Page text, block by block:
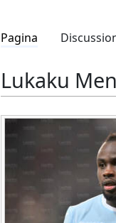
Pagina
Lukaku